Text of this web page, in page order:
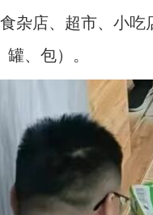
杂店、超市、小
、包）。